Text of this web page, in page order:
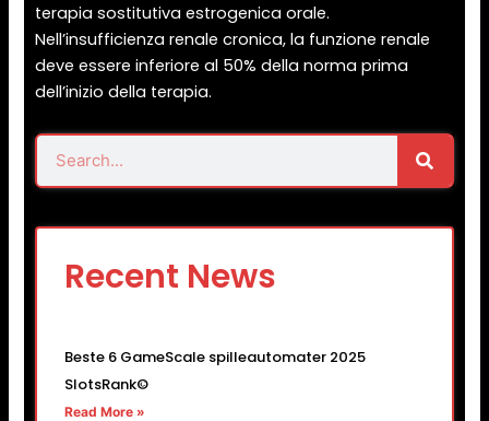
terapia sostitutiva estrogenica orale.
Nell’insufficienza renale cronica, la funzione renale
deve essere inferiore al 50% della norma prima
dell’inizio della terapia.
Search Search
Recent News
Beste 6 GameScale spilleautomater 2025
SlotsRank©
Read More »